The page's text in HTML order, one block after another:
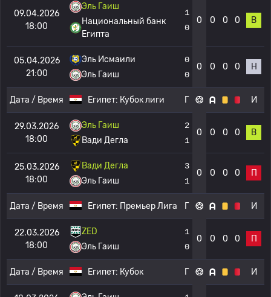
09.04.2026
18:00
Эль Гаиш
Национальный банк
Египта
1
0
0 0 0 0 В
05.04.2026
21:00
Эль Исмаили
Эль Гаиш
0
0
0 0 0 0 Н
Дата / Время Египет: Кубок лиги Г И
29.03.2026
18:00
Эль Гаиш
Вади Дегла
2
1
0 0 0 0 В
25.03.2026
18:00
Вади Дегла
Эль Гаиш
3
1
0 0 0 0 П
Дата / Время Египет: Премьер Лига Г И
22.03.2026
18:00
ZED
Эль Гаиш
1
0
0 0 0 0 П
Дата / Время Египет: Кубок Г И